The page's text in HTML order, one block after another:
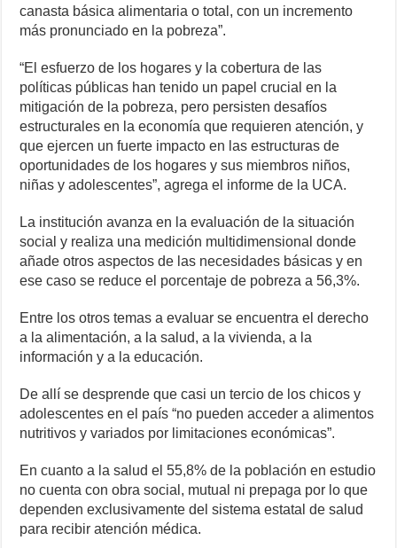
canasta básica alimentaria o total, con un incremento
más pronunciado en la pobreza”.
“El esfuerzo de los hogares y la cobertura de las
políticas públicas han tenido un papel crucial en la
mitigación de la pobreza, pero persisten desafíos
estructurales en la economía que requieren atención, y
que ejercen un fuerte impacto en las estructuras de
oportunidades de los hogares y sus miembros niños,
niñas y adolescentes”, agrega el informe de la UCA.
La institución avanza en la evaluación de la situación
social y realiza una medición multidimensional donde
añade otros aspectos de las necesidades básicas y en
ese caso se reduce el porcentaje de pobreza a 56,3%.
Entre los otros temas a evaluar se encuentra el derecho
a la alimentación, a la salud, a la vivienda, a la
información y a la educación.
De allí se desprende que casi un tercio de los chicos y
adolescentes en el país “no pueden acceder a alimentos
nutritivos y variados por limitaciones económicas”.
En cuanto a la salud el 55,8% de la población en estudio
no cuenta con obra social, mutual ni prepaga por lo que
dependen exclusivamente del sistema estatal de salud
para recibir atención médica.